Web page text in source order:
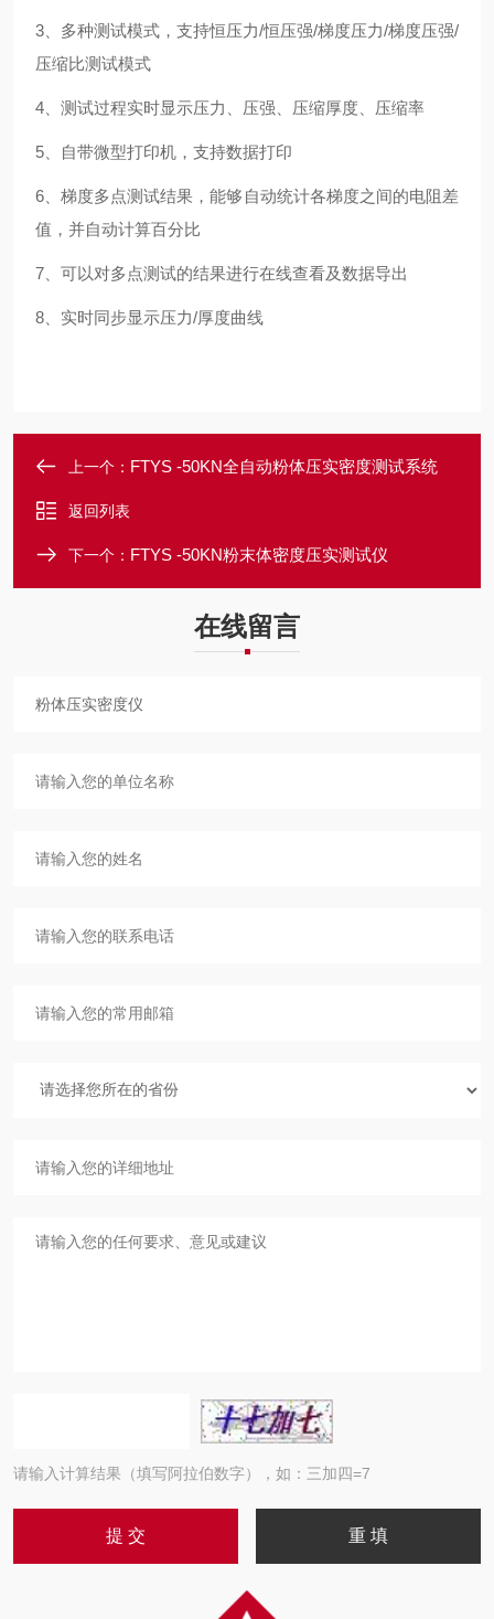
3、多种测试模式，支持恒压力/恒压强/梯度压力/梯度压强/
压缩比测试模式
4、测试过程实时显示压力、压强、压缩厚度、压缩率
5、自带微型打印机，支持数据打印
6、梯度多点测试结果，能够自动统计各梯度之间的电阻差
值，并自动计算百分比
7、可以对多点测试的结果进行在线查看及数据导出
8、实时同步显示压力/厚度曲线
上一个： FTYS -50KN全自动粉体压实密度测试系统
返回列表
下一个： FTYS -50KN粉末体密度压实测试仪
在线留言
请输入计算结果（填写阿拉伯数字），如：三加四=7